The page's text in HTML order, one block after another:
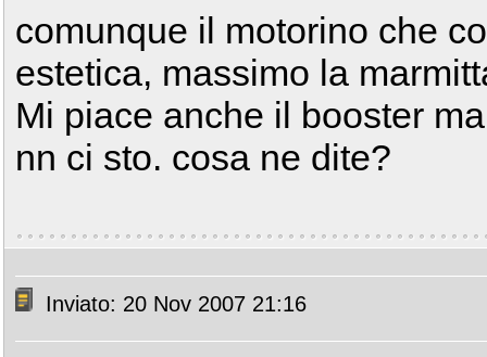
comunque il motorino che
estetica, massimo la
Mi piace anche il booster
nn ci sto. cosa ne dite?
Inviato: 20 Nov 2007 21:16